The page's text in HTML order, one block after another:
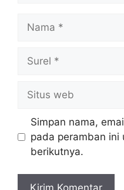
web
Simpan nama,
pada peramban ini
berikutnya.